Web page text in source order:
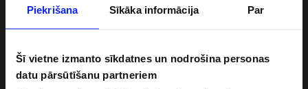
Piekrišana Sīkāka informācija Par
Šī vietne izmanto sīkdatnes un nodrošina personas
datu pārsūtīšanu partneriem